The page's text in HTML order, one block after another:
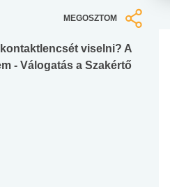
MEGOSZTOM
viselni? A
- Válogatás a Szakértő